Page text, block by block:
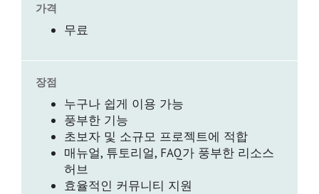
가격
무료
장점
누구나 쉽게 이용 가능
풍부한 기능
초보자 및 소규모 프로젝트에 적합
매뉴얼, 튜토리얼, FAQ가 풍부한 리소스
허브
효율적인 커뮤니티 지원